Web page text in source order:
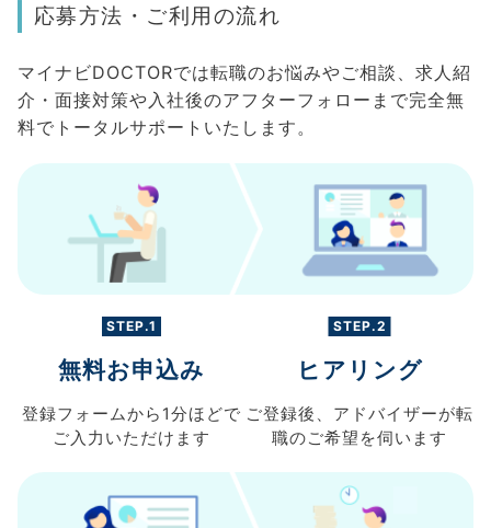
応募方法・ご利用の流れ
マイナビDOCTORでは転職のお悩みやご相談、求人紹
介・面接対策や入社後のアフターフォローまで完全無
料でトータルサポートいたします。
STEP.1
無料お申込み
登録フォームから 1分ほどで
ご入力 いただけます
STEP.2
ヒアリング
ご登録後、 アドバイザーが転
職のご希望を伺います